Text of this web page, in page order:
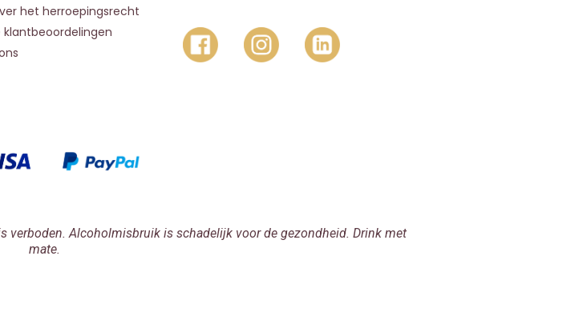
het herroepingsrecht
klantbeoordelingen
verboden. Alcoholmisbruik is schadelijk voor de gezondheid. Drink met
mate.